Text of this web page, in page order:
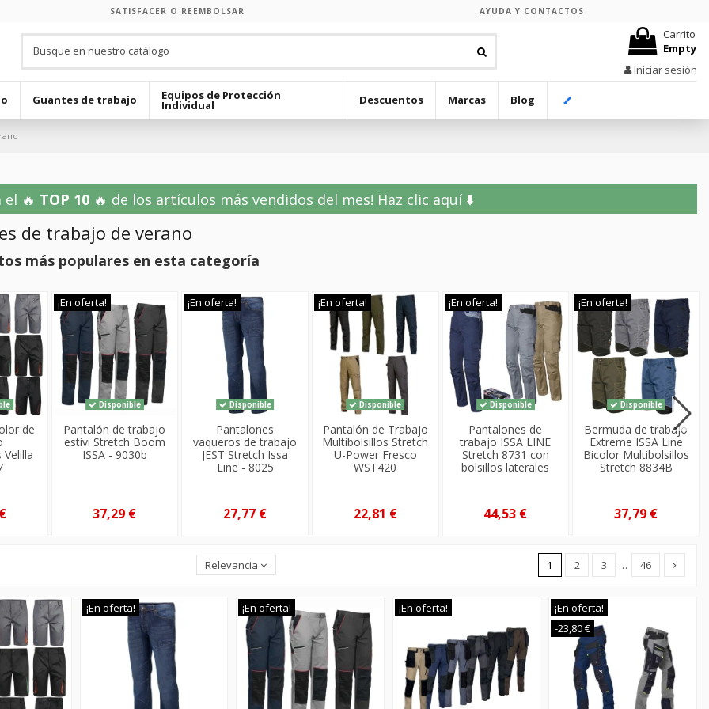
SATISFACER O REEMBOLSAR AYUDA Y CONTACTOS
Carrito
Empty
Iniciar sesión
Guantes de trabajo Equipos de Protección
Individual Descuentos Marcas Blog
🔥 TOP 10🔥 de los artículos más vendidos del mes! Haz clic aquí ⬇️
de trabajo de verano
más populares en esta categoría
de
¡En oferta!
Disponible
Pantalón de trabajo
estivi Stretch Boom
ISSA - 9030b
37,29 €
¡En oferta!
Disponible
Pantalones
vaqueros de trabajo
JEST Stretch Issa
Line - 8025
27,77 €
¡En oferta!
Disponible
Pantalón de Trabajo
Multibolsillos Stretch
U-Power Fresco
WST420
22,81 €
¡En oferta!
Disponible
Pantalones de
trabajo ISSA LINE
Stretch 8731 con
bolsillos laterales
44,53 €
¡En oferta!
Disponible
Bermuda de trabajo
Extreme ISSA Line
Bicolor Multibolsillos
Stretch 8834B
37,79 €
Relevancia 1 2 3 … 46
¡En oferta! ¡En oferta! ¡En oferta!
¡En oferta!
-23,80 €